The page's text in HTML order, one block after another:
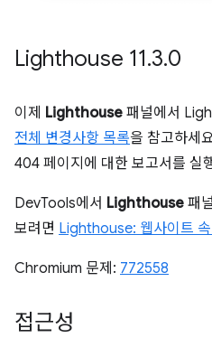
Lighthouse 11.3.0
이제 Lighthouse 패널에서
전체 변경사항 목록을 참고하세
404 페이지에 대한 보고서를 실
DevTools에서 Lighthouse 패
보려면 Lighthouse: 웹사이트
Chromium 문제: 772558
접근성